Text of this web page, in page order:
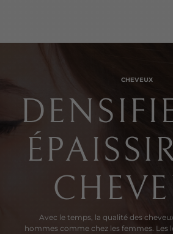
CHEVEUX
Avec le temps, la qualité des
hommes comme chez les femmes. Les